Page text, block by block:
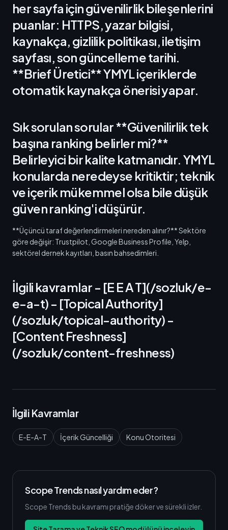
her sayfa için güvenilirlik bileşenlerini
puanlar: HTTPS, yazar bilgisi,
kaynakça, gizlilik politikası, iletişim
sayfası, son güncelleme tarihi.
**Brief Üretici** YMYL içeriklerde
otomatik kaynakça önerisi yapar.
Sık sorulan sorular **Güvenilirlik tek
başına ranking belirler mi?**
Belirleyici bir kalite katmanıdır. YMYL
konularda neredeyse kritiktir; teknik
ve içerik mükemmel olsa bile düşük
güven ranking'i düşürür.
**Üçüncü taraf değerlendirmeleri nereden alınır?** Sektöre
göre değişir: Trustpilot, Google Business Profile, Yelp,
sektörel dernek kayıtları, basın bahsedimleri.
İlgili kavramlar - [E E A T](/sozluk/e-
e-a-t) - [Topical Authority]
(/sozluk/topical-authority) -
[Content Freshness]
(/sozluk/content-freshness)
İlgili Kavramlar
E-E-A-T İçerik Güncelliği Konu Otoritesi
Scope Trends nasıl yardım eder?
Scope Trends bu kavramı pratiğe döker ve sürekli izler.